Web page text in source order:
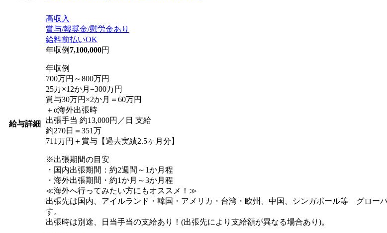
給与詳細
高収入
賞与/報奨金/慰労金あり
給料前払いOK
年収例 7,100,000円
年収例
700万円～800万円
25万×12か月=300万円
賞与30万円×2か月＝60万円
＋α海外出張時
出張手当 約13,000円／日 支給
約270日＝351万
711万円＋賞与【過去実績2.5ヶ月分】
※出張期間の目安
・国内出張期間：約2週間～1か月程
・海外出張期間・約1か月～3か月程
≪海外へ行ってみたい方にもオススメ！≫
出張先は国内、アイルランド・韓国・アメリカ・台湾・欧州、中国、シンガポール等 グロー
す。
出張時は別途、日当手当の支給あり！(出張先により支給額が異なる場合あり)。